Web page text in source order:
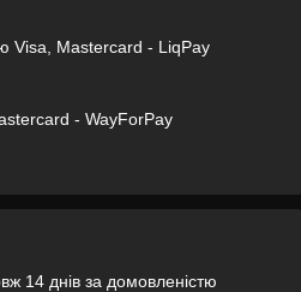
Visa, Mastercard - LiqPay
- WayForPay
14 днів за домовленістю